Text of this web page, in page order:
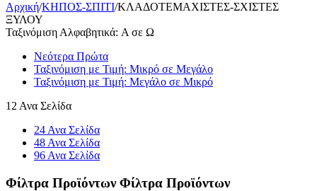
Αρχική/ΚΗΠΟΣ-ΣΠΙΤΙ/ΚΛΑΔΟΤΕΜΑΧΙΣΤΕΣ-ΣΧΙΣΤΕΣ
ΞΥΛΟΥ
Ταξινόμιση Αλφαβητικά: A σε Ω
Νεότερα Πρώτα
Ταξινόμιση με Τιμή: Μικρό σε Μεγάλο
Ταξινόμιση με Τιμή: Μεγάλο σε Μικρό
12 Ανα Σελίδα
24 Ανα Σελίδα
48 Ανα Σελίδα
96 Ανα Σελίδα
Φίλτρα Προϊόντων Φίλτρα Προϊόντων